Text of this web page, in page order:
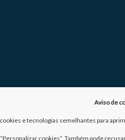
Aviso de
e tecnologias semelhantes para
cookies”. Também pode